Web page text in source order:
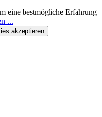
eine bestmögliche Erfahrung
...
akzeptieren